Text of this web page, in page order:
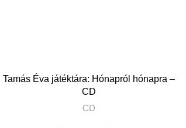
TOVÁBB
Tamás Éva játéktára: Hónapról hónapra –
CD
CD